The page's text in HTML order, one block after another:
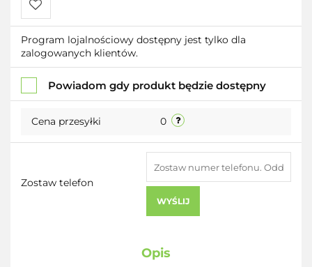
Do
przechowalni
Program lojalnościowy dostępny jest tylko dla
zalogowanych klientów.
Powiadom gdy produkt będzie dostępny
Cena przesyłki 0
Zostaw telefon
WYŚLIJ
Opis